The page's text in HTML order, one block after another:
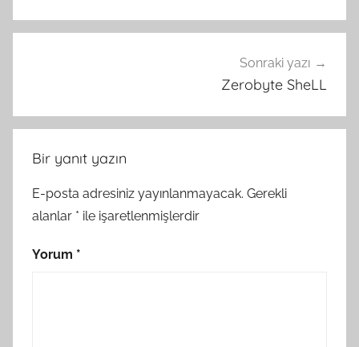
Sonraki yazı
Zerobyte SheLL
Bir yanıt yazın
E-posta adresiniz yayınlanmayacak. Gerekli
alanlar * ile işaretlenmişlerdir
Yorum *